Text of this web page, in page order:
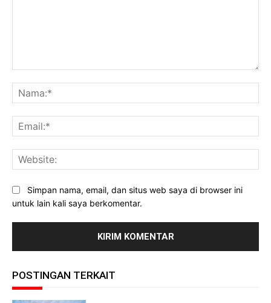
Simpan nama, email, dan situs web saya di browser ini
untuk lain kali saya berkomentar.
POSTINGAN TERKAIT